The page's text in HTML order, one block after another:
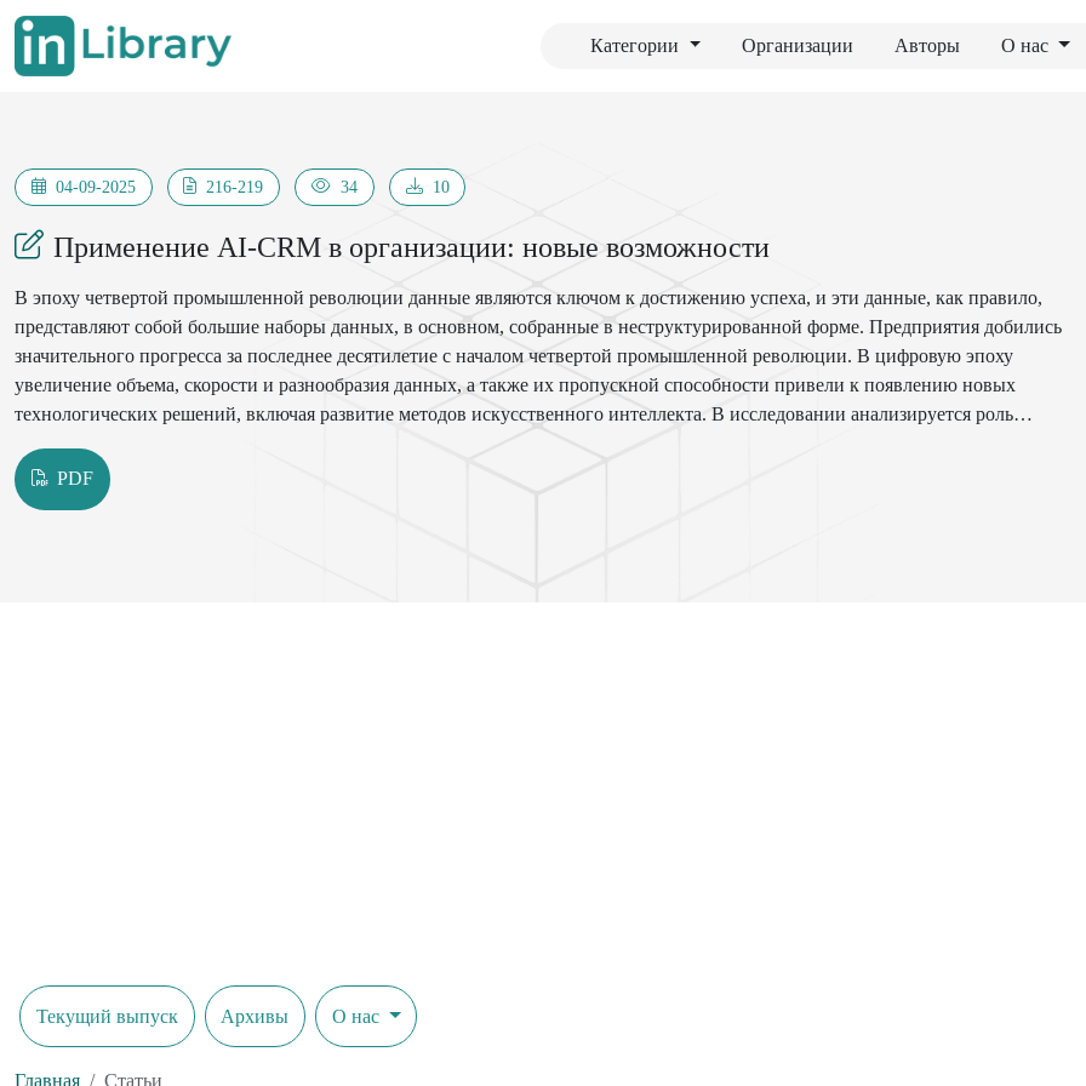
Категории Организации Авторы О нас
04-09-2025 216-219 34 10
Применение AI-CRM в организации: новые возможности
В эпоху четвертой промышленной революции данные являются ключом к достижению успеха, и эти данные, как правило,
представляют собой большие наборы данных, в основном, собранные в неструктурированной форме. Предприятия добились
значительного прогресса за последнее десятилетие с началом четвертой промышленной революции. В цифровую эпоху
увеличение объема, скорости и разнообразия данных, а также их пропускной способности привели к появлению новых
технологических решений, включая развитие методов искусственного интеллекта. В исследовании анализируется роль
процесса принятия решений. Также освещаются различные инструменты, связанные с AI-CRM, доступные на рынке, их
функции и возможности, обсуждаются некоторые из будущих технологий и их преимущества, которые существенно улучшат
PDF
Текущий выпуск Архивы О нас
Главная Статьи